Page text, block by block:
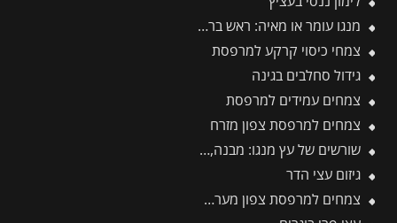
מנגו עומר או מאיה: ראש בראש – מי מהם עדיף לגדל בגינה?
צמחי כיסוי קרקע למרפסת
גידול סחלבים בגינה
צמחים עמידים למרפסת
צמחים למרפסת צפון מזרח
שורשים של עץ מנגו: מבנה, עומק והסוד למערכת שורשים בריאה ויציבה
גיזום עצי הדר
צמחים למרפסת צפון מערבית